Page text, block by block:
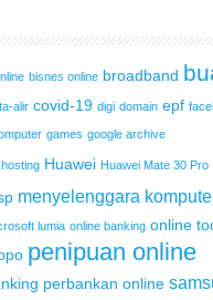
bisnes online broadband
alir covid-19 digi domain epf
games google archive
hosting Huawei Huawei Mate 30 Pro
menyelenggara
lumia online banking online
penipuan online
perbankan online